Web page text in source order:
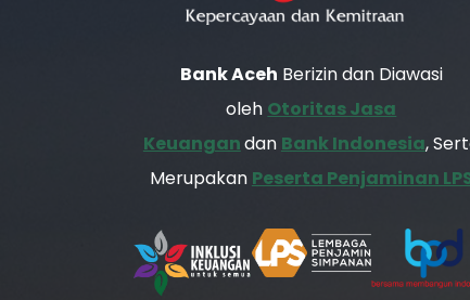
Bank Aceh Berizin dan Diawasi
oleh Otoritas Jasa
Keuangandan Bank Indonesia,
Merupakan Peserta Penjaminan